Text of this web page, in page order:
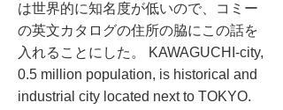
は世界的に知名度が低いので、コミー
の英文カタログの住所の脇にこの話を
入れることにした。 KAWAGUCHI-city,
0.5 million population, is historical and
industrial city located next to TOKYO.